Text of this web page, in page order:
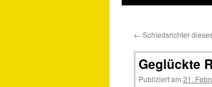
← Schiedsrichter
Geglückte
Publiziert am 21.